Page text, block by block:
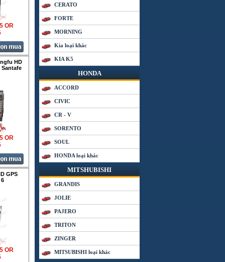
OR
HD
Santafe
OR
GPS
6
OR
CERATO
FORTE
MORNING
Kia loại khác
KIA K5
HONDA
ACCORD
CIVIC
CR - V
SORENTO
SOUL
HONDA loại khác
MITSHUBISHI
GRANDIS
JOLIE
PAJERO
TRITON
ZINGER
MITSUBISHI loại khác